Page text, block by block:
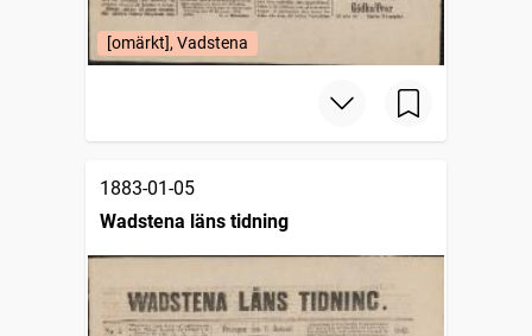
[omärkt], Vadstena
1883-01-05
Wadstena läns tidning